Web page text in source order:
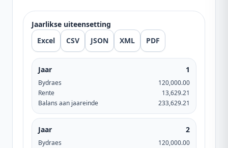
Jaarlikse uiteensetting
Excel
CSV JSON XML PDF
Jaar 1
Bydraes
120,000.00
Rente
13,629.21
Balans aan jaareinde
233,629.21
Jaar 2
Bydraes
120,000.00